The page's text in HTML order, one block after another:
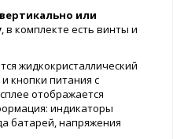
или
, в комплекте есть винты и
жидкокристаллический
кнопки питания с
отображается
индикаторы
батарей, напряжения